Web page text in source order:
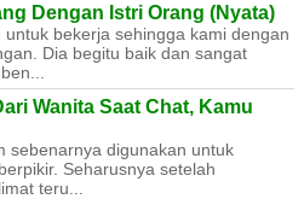
Dengan Istri Orang (Nyata)
untuk bekerja sehingga kami dengan
Dia begitu baik dan sangat
Wanita Saat Chat, Kamu
sebenarnya digunakan untuk
Seharusnya setelah
teru...